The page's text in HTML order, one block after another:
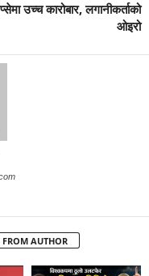
उच्च कारोबार, लगानीकर्ताको
ओइरो
FROM AUTHOR